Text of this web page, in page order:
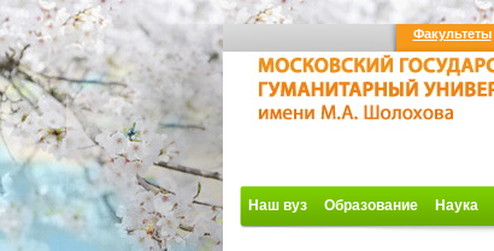
Факультеты
Наш вуз Образование Наука